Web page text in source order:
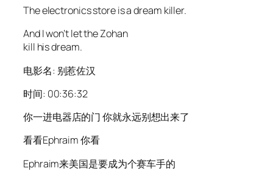
The electronics store is a dream killer.
And I won’t let the Zohan
kill his dream.
电影名: 别惹佐汉
时间: 00:36:32
你一进电器店的门 你就永远别想出来了
看看Ephraim 你看
Ephraim来美国是要成为个赛车手的